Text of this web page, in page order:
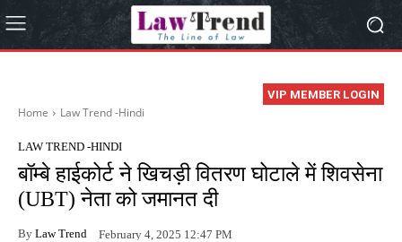
VIP MEMBER LOGIN
Home Law Trend -Hindi
LAW TREND -HINDI
बॉम्बे हाईकोर्ट ने खिचड़ी वितरण घोटाले में शिवसेना
(UBT) नेता को जमानत दी
By Law Trend February 4, 2025 12:47 PM